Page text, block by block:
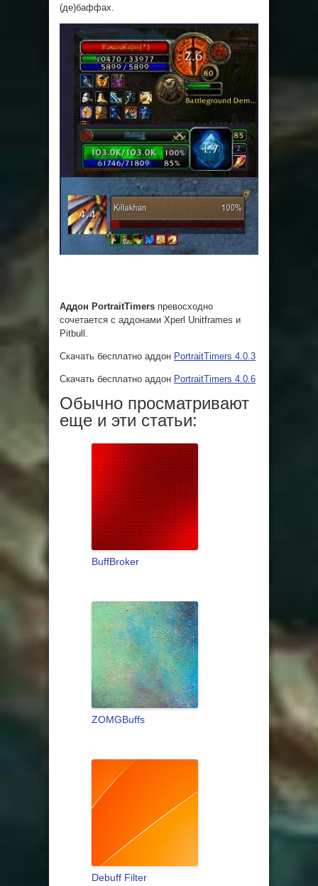
(де)баффах.
Аддон PortraitTimers превосходно
сочетается с аддонами Xperl Unitframes и
Pitbull.
Скачать бесплатно аддон PortraitTimers 4.0.3
Скачать бесплатно аддон PortraitTimers 4.0.6
Обычно просматривают
еще и эти статьи:
BuffBroker
ZOMGBuffs
Debuff Filter